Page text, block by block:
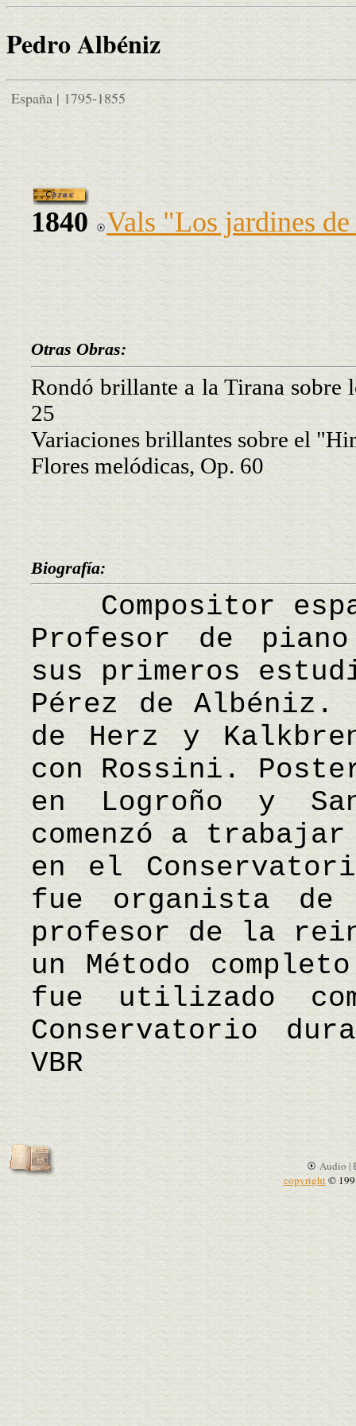
Pedro Albéniz
España | 1795-1855
1840 Vals "Los jardines
Otras Obras:
Rondó brillante a la Tirana
25
Variaciones brillantes sobre el
Flores melódicas, Op. 60
Biografía:
Compositor
Profesor de
sus primeros
Pérez de
de Herz y
con Rossini.
en Logroño y
comenzó a
en el
fue organista
profesor de la
un Método
fue utilizado
Conservatorio
VBR
Audio |
copyright©